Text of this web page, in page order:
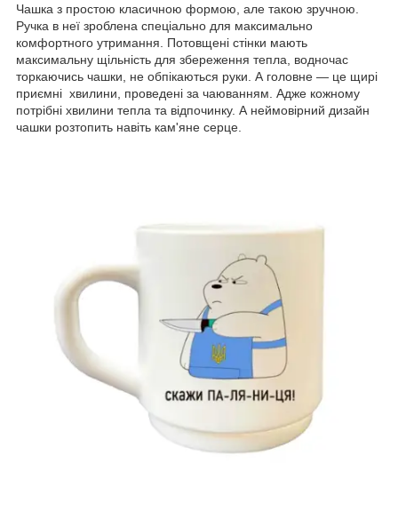
Чашка з простою класичною формою, але такою зручною.
Ручка в неї зроблена спеціально для максимально
комфортного утримання. Потовщені стінки мають
максимальну щільність для збереження тепла, водночас
торкаючись чашки, не обпікаються руки. А головне — це щирі
приємні хвилини, проведені за чаюванням. Адже кожному
потрібні хвилини тепла та відпочинку. А неймовірний дизайн
чашки розтопить навіть кам'яне серце.